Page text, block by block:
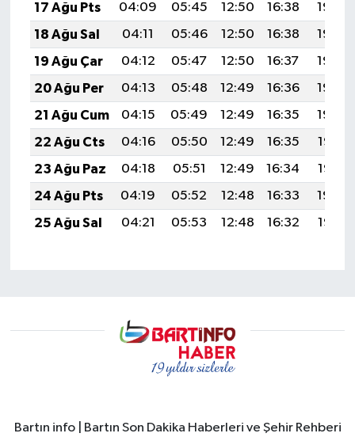
17 Ağu Pts
04:09 05:45 12:50 16:38
19:45
18 Ağu Sal
04:11 05:46 12:50 16:38
19:43
19 Ağu Çar
04:12 05:47 12:50 16:37
19:42
20 Ağu Per
04:13 05:48 12:49 16:36
19:40
21 Ağu Cum
04:15 05:49 12:49 16:35
19:39
22 Ağu Cts
04:16 05:50 12:49 16:35
19:37
23 Ağu Paz
04:18 05:51 12:49 16:34
19:36
24 Ağu Pts
04:19 05:52 12:48 16:33
19:34
25 Ağu Sal
04:21 05:53 12:48 16:32 19:33
Bartın info | Bartın Son Dakika Haberleri ve Şehir Rehberi